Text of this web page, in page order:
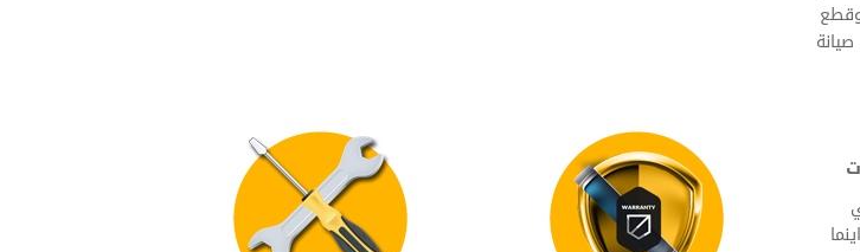
وقطع